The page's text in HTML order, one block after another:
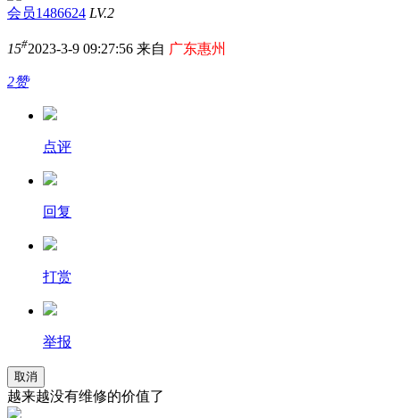
会员1486624 LV.2
15#2023-3-9 09:27:56 来自 广东惠州
2赞
点评
回复
打赏
举报
取消
越来越没有维修的价值了